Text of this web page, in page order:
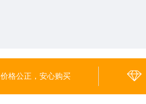
价格公正，安心购买